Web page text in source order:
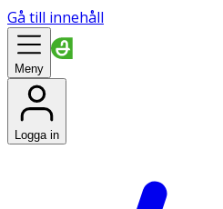
Gå till innehåll
Meny
Logga in